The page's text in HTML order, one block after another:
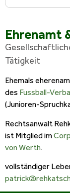
Ehrenamt
Tätigkeit
Ehemals
des Fussball-
(Junioren-
Rechtsanwalt
ist Mitglied im
von Werth.
vollständiger